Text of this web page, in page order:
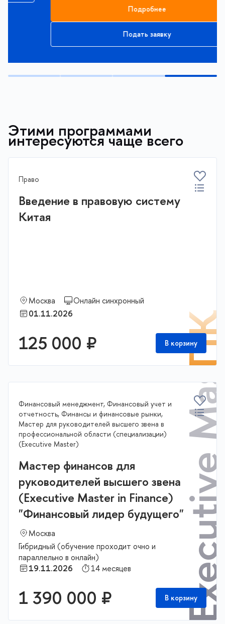
Подробнее
Подать заявку
Этими программами
интересуются чаще всего
Право
Введение в правовую систему
Китая
Москва
Онлайн синхронный
01.11.2026
125 000 ₽ В корзину
Финансовый менеджмент, Финансовый учет и
отчетность, Финансы и финансовые рынки,
Мастер для руководителей высшего звена в
профессиональной области (специализации)
(Executive Master)
Мастер финансов для
руководителей высшего звена
(Executive Master in Finance)
"Финансовый лидер будущего"
Москва
Гибридный (обучение проходит очно и
параллельно в онлайн)
19.11.2026
14 месяцев
1 390 000 ₽ В корзину